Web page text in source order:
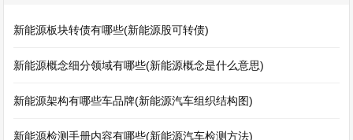
新能源板块转债有哪些(新能源股可转债)
新能源概念细分领域有哪些(新能源概念是什么意思)
新能源架构有哪些车品牌(新能源汽车组织结构图)
新能源检测手册内容有哪些(新能源汽车检测方法)